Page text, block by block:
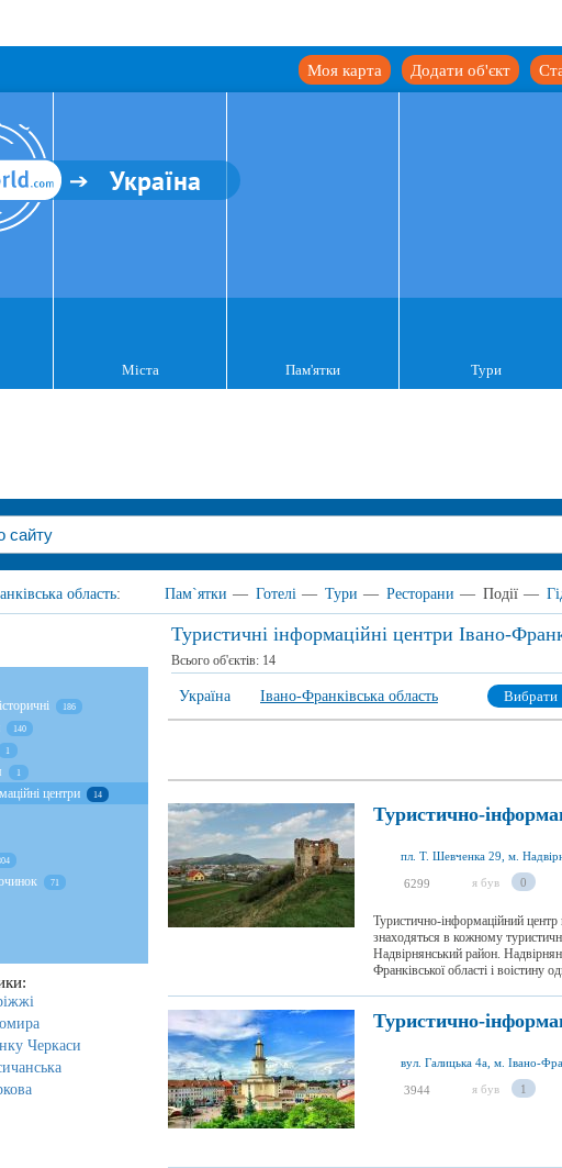
Додати об'єкт
Моя карта
Україна
Міста Пам'ятки Тури
область: Пам`ятки — Готелі — Тури — Ресторани — Події —
Туристичні інформаційні центри Івано-
Всього об'єктів: 14
Україна Івано-Франківська область Вибрати
Туристично-
6299 я був 0
Туристично-інформаційний
знаходяться в кожному
Надвірнянський район.
Франківської області і воістину
Туристично-
вул. Галицька 4а, м. Івано-
3944 я був 1
186
140
1
1
центри 14
71
Черкаси